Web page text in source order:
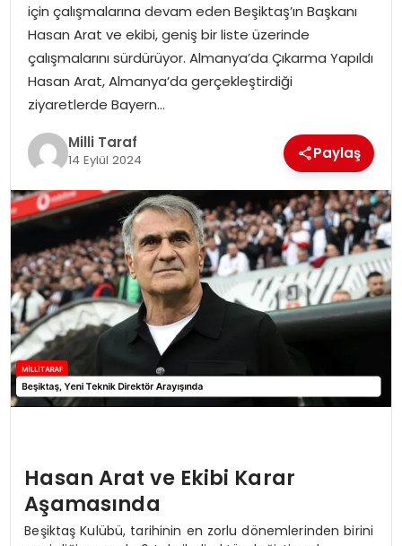
MAGAZIN
için çalışmalarına devam eden Beşiktaş’ın Başkanı
Hasan Arat ve ekibi, geniş bir liste üzerinde
çalışmalarını sürdürüyor. Almanya’da Çıkarma Yapıldı
Hasan Arat, Almanya’da gerçekleştirdiği
ziyaretlerde Bayern…
Milli Taraf
14 Eylül 2024 Paylaş
Hasan Arat ve Ekibi Karar
Aşamasında
Beşiktaş Kulübü, tarihinin en zorlu dönemlerinden birini